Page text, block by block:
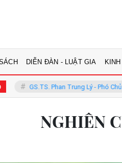
DIỄN ĐÀN - LUẬT GIA
GS.TS. Phan Trung Lý - Phó Chủ tịch
NGHIÊN